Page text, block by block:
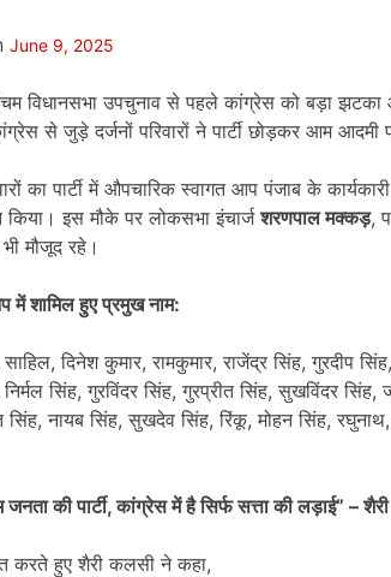
June 9, 2025
विधानसभा उपचुनाव से पहले कांग्रेस को बड़ा
से जुड़े दर्जनों परिवारों ने पार्टी छोड़कर आम आदमी
का पार्टी में औपचारिक स्वागत आप पंजाब के
इस मौके पर लोकसभा इंचार्जशरणपाल मक्कड़,
मौजूद रहे।
शामिल हुए प्रमुख नाम:
दिनेश कुमार, रामकुमार, राजेंद्र सिंह, गुरदीप
सिंह, गुरविंदर सिंह, गुरप्रीत सिंह, सुखविंदर
सिंह, नायब सिंह, सुखदेव सिंह, रिंकू, मोहन सिंह,
की पार्टी,कांग्रेस में है सिर्फ सत्ता की लड़ाई” –
करते हुए शैरी कलसी ने कहा,